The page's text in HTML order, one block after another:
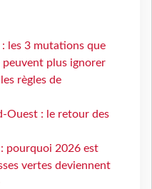
les 3 mutations que
peuvent plus ignorer
règles de
Ouest : le retour des
pourquoi 2026 est
vertes deviennent